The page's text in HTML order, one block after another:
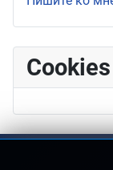
Cookies